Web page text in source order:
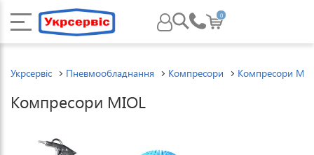
0
Укрсервіс Пневмообладнання Компресори Компресори
Компресори MIOL